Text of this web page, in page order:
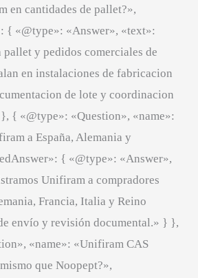
en cantidades de pallet?»,
{ «@type»: «Answer», «text»:
pallet y pedidos comerciales de
en instalaciones de fabricacion
de lote y coordinacion
{ «@type»: «Question», «name»:
a España, Alemania y
{ «@type»: «Answer»,
Unifiram a compradores
Francia, Italia y Reino
envío y revisión documental.» } },
«name»: «Unifiram CAS
que Noopept?»,